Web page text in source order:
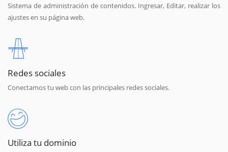
Sistema de administración de contenidos. Ingresar, Editar, realizar los
ajustes en su página web.
Redes sociales
Conectamos tu web con las principales redes sociales.
Utiliza tu dominio